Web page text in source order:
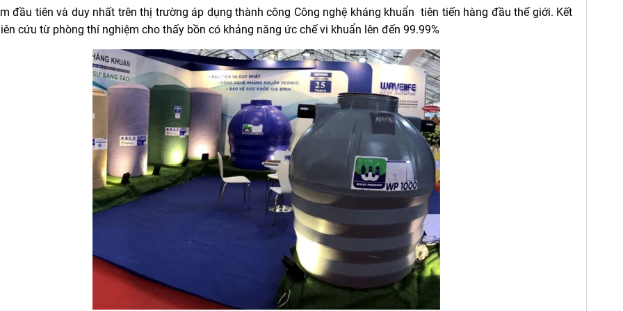
đầu tiên và duy nhất trên thị trường áp dụng thành công Công nghệ kháng khuẩn tiên tiến hàng đầu thế giới. Kết
cứu từ phòng thí nghiệm cho thấy bồn có khảng năng ức chế vi khuẩn lên đến 99.99%